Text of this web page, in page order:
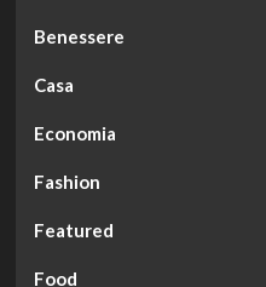
Benessere
Casa
Economia
Fashion
Featured
Food